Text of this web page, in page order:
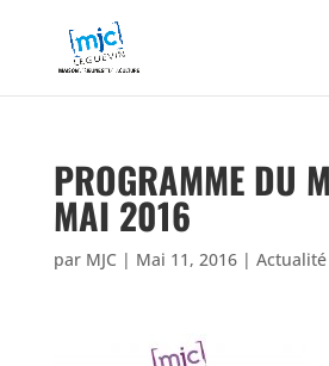
PROGRAMME DU
MAI 2016
par MJC | Mai 11, 2016| Actualité